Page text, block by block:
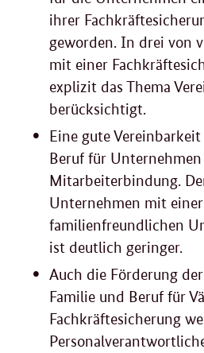
ihrer
geworden. In drei von
mit einer
explizit das Thema
berücksichtigt.
Eine gute
Beruf für
Mitarbeiterbindung.
Unternehmen mit
familienfreundlichen
ist deutlich geringer.
Auch die Förderung
Familie und Beruf für
Fachkräftesicherung